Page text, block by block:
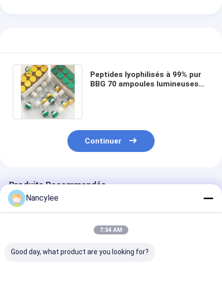
Peptides lyophilisés à 99% pur
BBG 70 ampoules lumineuses
Continuer
Produits Recommandés
Nancylee
7:34 AM
Good day, what product are you looking for?